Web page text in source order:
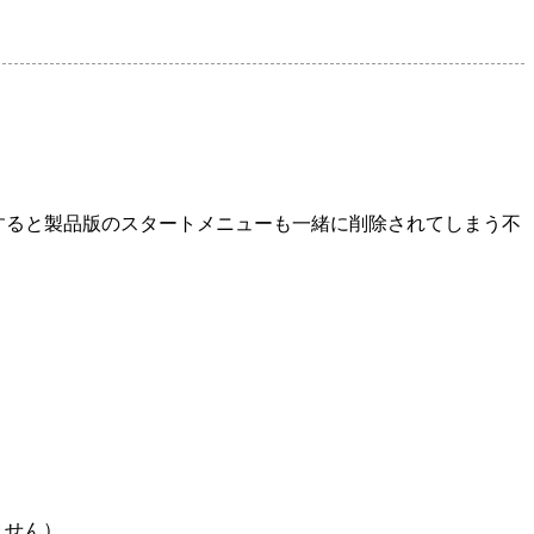
と製品版のスタートメニューも一緒に削除されてしまう不
ん）